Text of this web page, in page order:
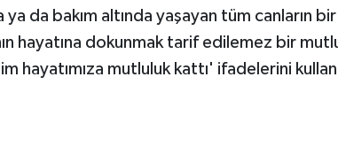
da bakım altında yaşayan tüm canların bir
hayatına dokunmak tarif edilemez bir
hayatımıza mutluluk kattı' ifadelerini